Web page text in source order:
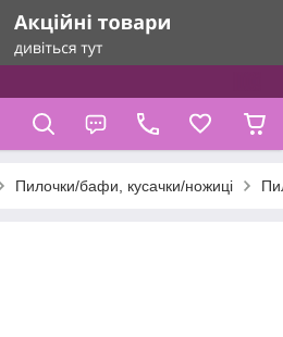
Пилочки/бафи, кусачки/ножиці